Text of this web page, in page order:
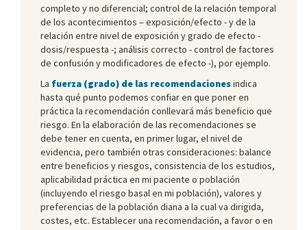
completo y no diferencial; control de la relación temporal
de los acontecimientos – exposición/efecto - y de la
relación entre nivel de exposición y grado de efecto -
dosis/respuesta -; análisis correcto - control de factores
de confusión y modificadores de efecto -), por ejemplo.
La fuerza (grado) de las recomendacionesindica
hasta qué punto podemos confiar en que poner en
práctica la recomendación conllevará más beneficio que
riesgo. En la elaboración de las recomendaciones se
debe tener en cuenta, en primer lugar, el nivel de
evidencia, pero también otras consideraciones: balance
entre beneficios y riesgos, consistencia de los estudios,
aplicabilidad práctica en mi paciente o población
(incluyendo el riesgo basal en mi población), valores y
preferencias de la población diana a la cual va dirigida,
costes, etc. Establecer una recomendación, a favor o en